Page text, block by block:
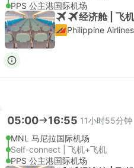
PPS 公主港国际机场
经济舱 | 飞
Philippine Airlines
05:00 16:55 11小时55分钟
MNL 马尼拉国际机场
Self-connect | 飞机+飞机
PPS 公主港国际机场